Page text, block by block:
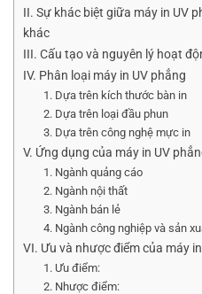
II. Sự khác biệt giữa máy in UV
khác
III. Cấu tạo và nguyên lý hoạt
IV. Phân loại máy in UV phẳng
1. Dựa trên kích thước bàn in
2. Dựa trên loại đầu phun
3. Dựa trên công nghệ mực in
V. Ứng dụng của máy in UV
1. Ngành quảng cáo
2. Ngành nội thất
3. Ngành bán lẻ
4. Ngành công nghiệp và sản
VI. Ưu và nhược điểm của máy
1. Ưu điểm:
2. Nhược điểm: